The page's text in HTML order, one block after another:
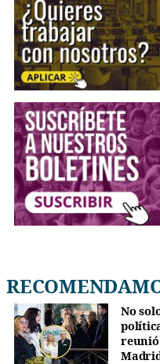
No
reunió